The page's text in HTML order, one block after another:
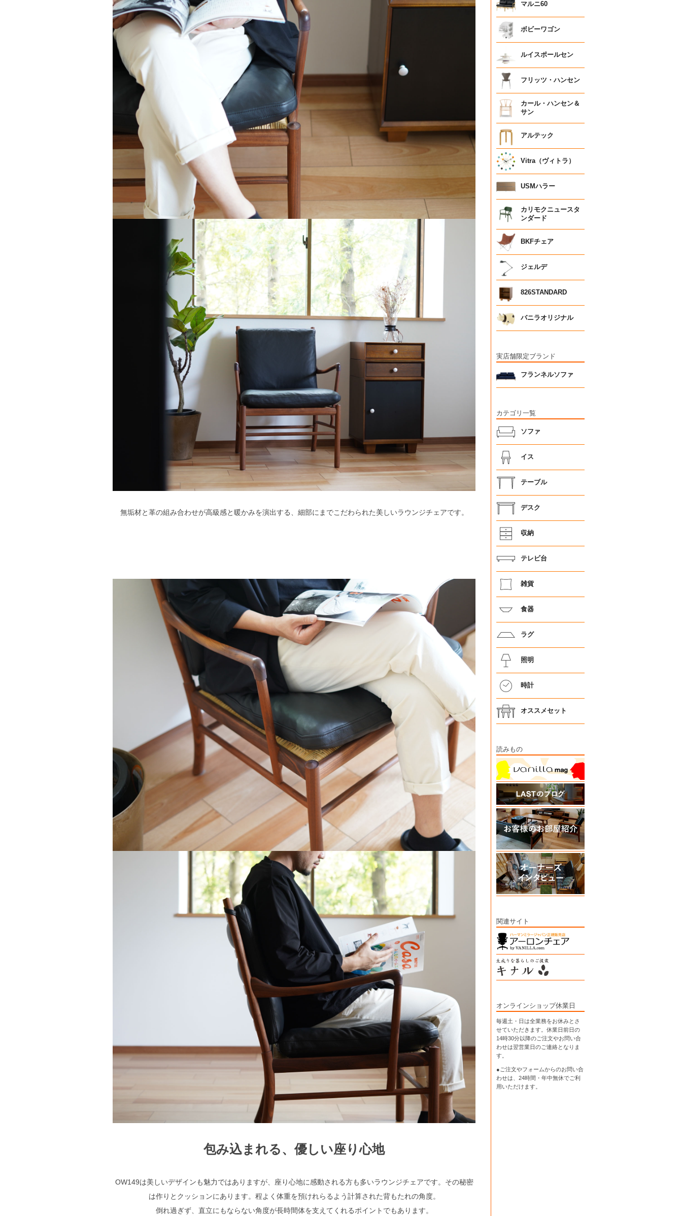
無垢材と革の組み合わせが高級感と暖かみを演出する、細部にまでこだわられた美しいラウンジチェアです。
包み込まれる、優しい座り心地
OW149は美しいデザインも魅力ではありますが、座り心地に感動される方も多いラウンジチェアです。その秘密
は作りとクッションにあります。程よく体重を預けれらるよう計算された背もたれの角度。
倒れ過ぎず、直立にもならない角度が長時間体を支えてくれるポイントでもあります。
マルニ60
ボビーワゴン
ルイスポールセン
フリッツ・ハンセン
カール・ハンセン＆
サン
アルテック
Vitra（ヴィトラ）
USMハラー
カリモクニュースタ
ンダード
BKFチェア
ジェルデ
826STANDARD
バニラオリジナル
実店舗限定ブランド
フランネルソファ
カテゴリ一覧
ソファ
イス
テーブル
デスク
収納
テレビ台
雑貨
食器
ラグ
照明
時計
オススメセット
読みもの
関連サイト
オンラインショップ休業日
毎週土・日は全業務をお休みとさ
せていただきます。休業日前日の
14時30分以降のご注文やお問い合
わせは翌営業日のご連絡となりま
す。
●ご注文やフォームからのお問い合
わせは、 24時間・年中無休でご利
用いただけます。